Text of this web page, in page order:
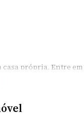
própria. Entre